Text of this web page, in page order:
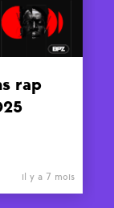
rap
il y a 7 mois